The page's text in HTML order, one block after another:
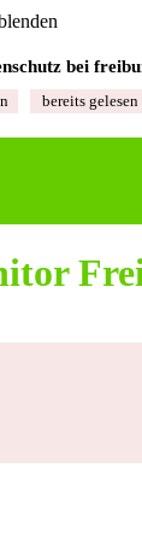
bei
bereits gelesen